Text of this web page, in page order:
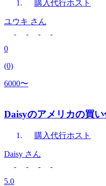
購入代行ホスト
ユウキ さん
0
(0)
6000〜
Daisyのアメリカの買
購入代行ホスト
Daisy さん
5.0